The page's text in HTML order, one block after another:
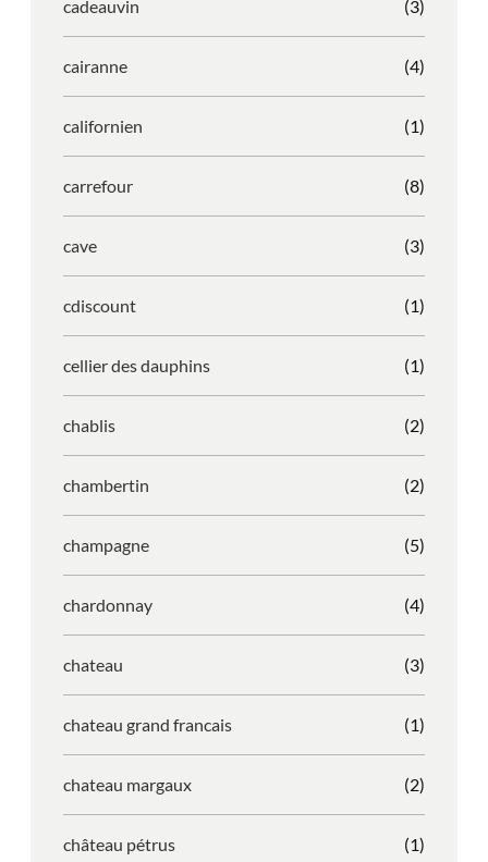
cadeauvin (3)
cairanne (4)
californien (1)
carrefour (8)
cave (3)
cdiscount (1)
cellier des dauphins (1)
chablis (2)
chambertin (2)
champagne (5)
chardonnay (4)
chateau (3)
chateau grand francais (1)
chateau margaux (2)
château pétrus (1)